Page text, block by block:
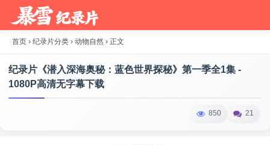
首页 › 纪录片分类 › 动物自然 › 正文
纪录片《潜入深海奥秘：蓝色世界探秘》第一季全1集 -
1080P高清无字幕下载
850 21